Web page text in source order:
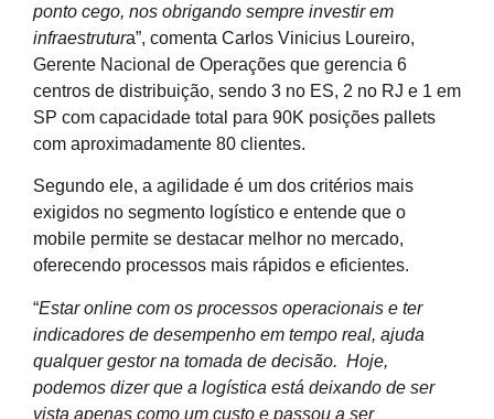
ponto cego, nos obrigando sempre investir em
infraestrutura”, comenta Carlos Vinicius Loureiro,
Gerente Nacional de Operações que gerencia 6
centros de distribuição, sendo 3 no ES, 2 no RJ e 1 em
SP com capacidade total para 90K posições pallets
com aproximadamente 80 clientes.
Segundo ele, a agilidade é um dos critérios mais
exigidos no segmento logístico e entende que o
mobile permite se destacar melhor no mercado,
oferecendo processos mais rápidos e eficientes.
“Estar online com os processos operacionais e ter
indicadores de desempenho em tempo real, ajuda
qualquer gestor na tomada de decisão. Hoje,
podemos dizer que a logística está deixando de ser
vista apenas como um custo e passou a ser